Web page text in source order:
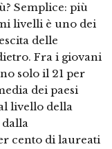
Semplice: più
livelli è uno dei
delle
Fra i giovani
solo il 21 per
dei paesi
livello della
dalla
cento di laureati